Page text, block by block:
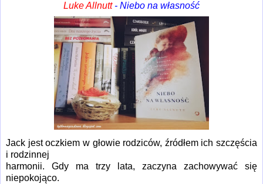
Luke Allnutt - Niebo na własność
Jack jest oczkiem w głowie rodziców, źródłem ich szczęścia
i rodzinnej
harmonii. Gdy ma trzy lata, zaczyna zachowywać się
niepokojąco.